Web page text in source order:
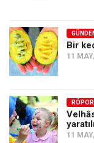
Bir
11
11